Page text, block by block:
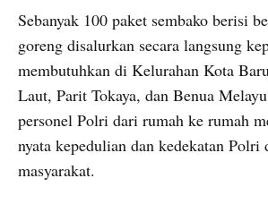
Sebanyak 100 paket sembako berisi
goreng disalurkan secara langsung
membutuhkan di Kelurahan Kota
Laut, Parit Tokaya, dan Benua
personel Polri dari rumah ke rumah
nyata kepedulian dan kedekatan Polri
masyarakat.